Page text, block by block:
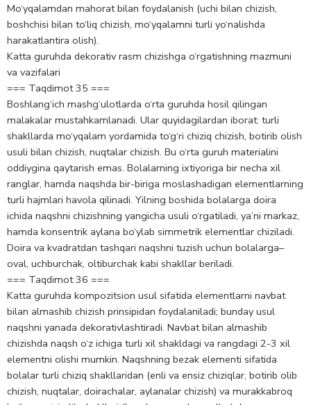
Mo‘yqalamdan mahorat bilan foydalanish (uchi bilan chizish,
boshchisi bilan to‘liq chizish, mo‘yqalamni turli yo‘nalishda
harakatlantira olish).
Katta guruhda dekorativ rasm chizishga o‘rgatishning mazmuni
va vazifalari
=== Taqdimot 35 ===
Boshlang‘ich mashg‘ulotlarda o‘rta guruhda hosil qilingan
malakalar mustahkamlanadi. Ular quyidagilardan iborat: turli
shakllarda mo‘yqalam yordamida to‘g‘ri chiziq chizish, botirib olish
usuli bilan chizish, nuqtalar chizish. Bu o‘rta guruh materialini
oddiygina qaytarish emas. Bolalarning ixtiyoriga bir necha xil
ranglar, hamda naqshda bir-biriga moslashadigan elementlarning
turli hajmlari havola qilinadi. Yilning boshida bolalarga doira
ichida naqshni chizishning yangicha usuli o‘rgatiladi, ya’ni markaz,
hamda konsentrik aylana bo‘ylab simmetrik elementlar chiziladi.
Doira va kvadratdan tashqari naqshni tuzish uchun bolalarga–
oval, uchburchak, oltiburchak kabi shakllar beriladi.
=== Taqdimot 36 ===
Katta guruhda kompozitsion usul sifatida elementlarni navbat
bilan almashib chizish prinsipidan foydalaniladi; bunday usul
naqshni yanada dekorativlashtiradi. Navbat bilan almashib
chizishda naqsh o‘z ichiga turli xil shakldagi va rangdagi 2-3 xil
elementni olishi mumkin. Naqshning bezak elementi sifatida
bolalar turli chiziq shakllaridan (enli va ensiz chiziqlar, botirib olib
chizish, nuqtalar, doirachalar, aylanalar chizish) va murakkabroq